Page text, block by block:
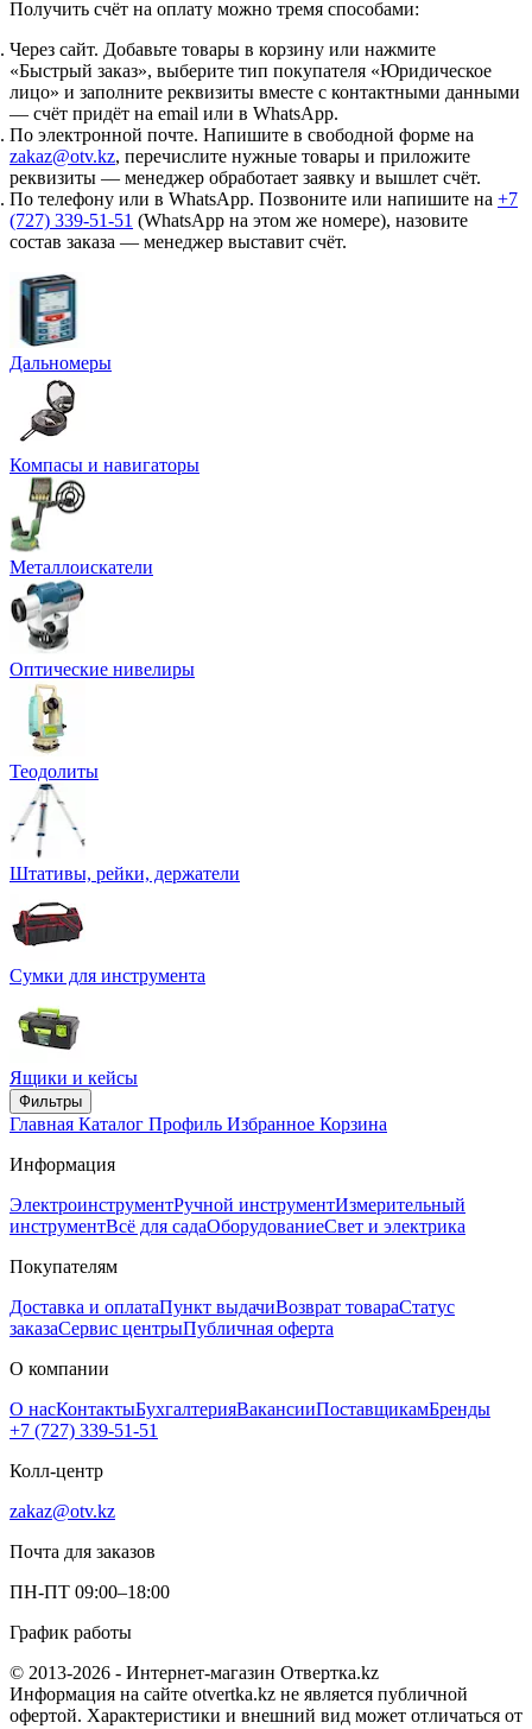
Получить счёт на оплату можно тремя способами:
Через сайт. Добавьте товары в корзину или нажмите
«Быстрый заказ», выберите тип покупателя «Юридическое
лицо» и заполните реквизиты вместе с контактными данными
— счёт придёт на email или в WhatsApp.
По электронной почте. Напишите в свободной форме на
zakaz@otv.kz, перечислите нужные товары и приложите
реквизиты — менеджер обработает заявку и вышлет счёт.
По телефону или в WhatsApp. Позвоните или напишите на +7
(727) 339-51-51 (WhatsApp на этом же номере), назовите
состав заказа — менеджер выставит счёт.
Дальномеры
Компасы и навигаторы
Металлоискатели
Оптические нивелиры
Теодолиты
Штативы, рейки, держатели
Сумки для инструмента
Ящики и кейсы
Фильтры
Главная Каталог Профиль Избранное Корзина
Информация
ЭлектроинструментРучной инструментИзмерительный
инструментВсё для садаОборудованиеСвет и электрика
Покупателям
Доставка и оплатаПункт выдачиВозврат товараСтатус
заказаСервис центрыПубличная оферта
О компании
О насКонтактыБухгалтерияВакансииПоставщикамБренды
+7 (727) 339-51-51
Колл-центр
zakaz@otv.kz
Почта для заказов
ПН-ПТ 09:00–18:00
График работы
© 2013-2026 - Интернет-магазин Отвертка.kz
Информация на сайте otvertka.kz не является публичной
офертой. Характеристики и внешний вид может отличаться от